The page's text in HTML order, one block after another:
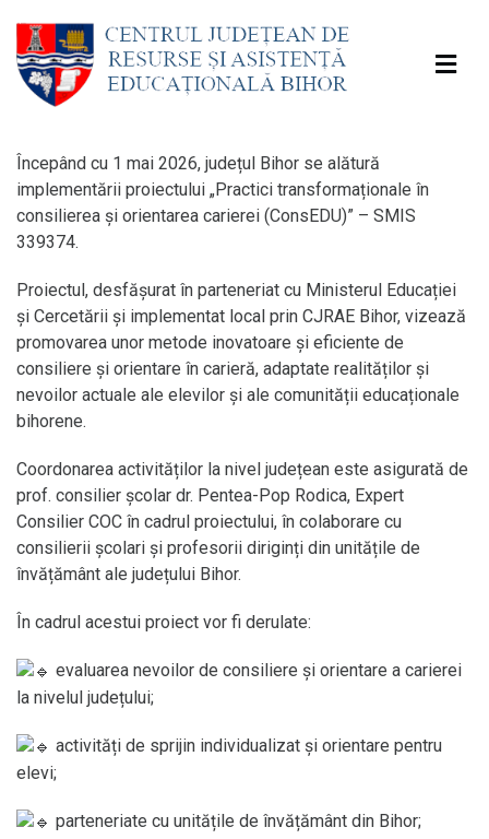
Începând cu 1 mai 2026, județul Bihor se alătură
implementării proiectului „Practici transformaționale în
consilierea și orientarea carierei (ConsEDU)” – SMIS
339374.
Proiectul, desfășurat în parteneriat cu Ministerul Educației
și Cercetării și implementat local prin CJRAE Bihor, vizează
promovarea unor metode inovatoare și eficiente de
consiliere și orientare în carieră, adaptate realităților și
nevoilor actuale ale elevilor și ale comunității educaționale
bihorene.
Coordonarea activităților la nivel județean este asigurată de
prof. consilier școlar dr. Pentea-Pop Rodica, Expert
Consilier COC în cadrul proiectului, în colaborare cu
consilierii școlari și profesorii diriginți din unitățile de
învățământ ale județului Bihor.
În cadrul acestui proiect vor fi derulate:
evaluarea nevoilor de consiliere și orientare a carierei
la nivelul județului;
activități de sprijin individualizat și orientare pentru
elevi;
parteneriate cu unitățile de învățământ din Bihor;